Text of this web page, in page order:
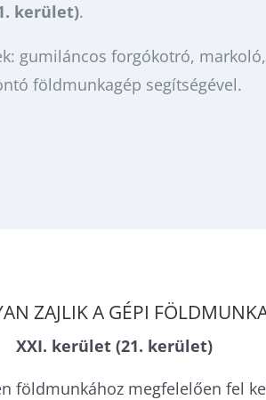
kerület).
gumiláncos forgókotró,
földmunkagép segítségével.
ZAJLIK A GÉPI
XXI. kerület (21. kerület)
földmunkához megfelelően fel